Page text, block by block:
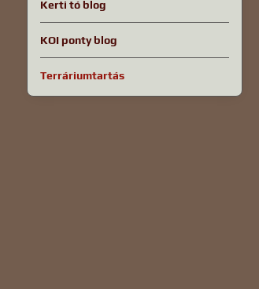
Kerti tó blog
KOI ponty blog
Terráriumtartás